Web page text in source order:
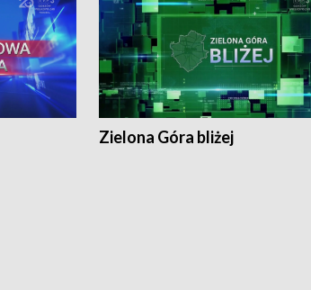
Zielona Góra bliżej